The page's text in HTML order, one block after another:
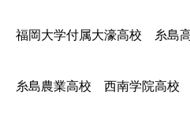
福岡大学付属大濠高校 糸
糸島農業高校 西南学院高校